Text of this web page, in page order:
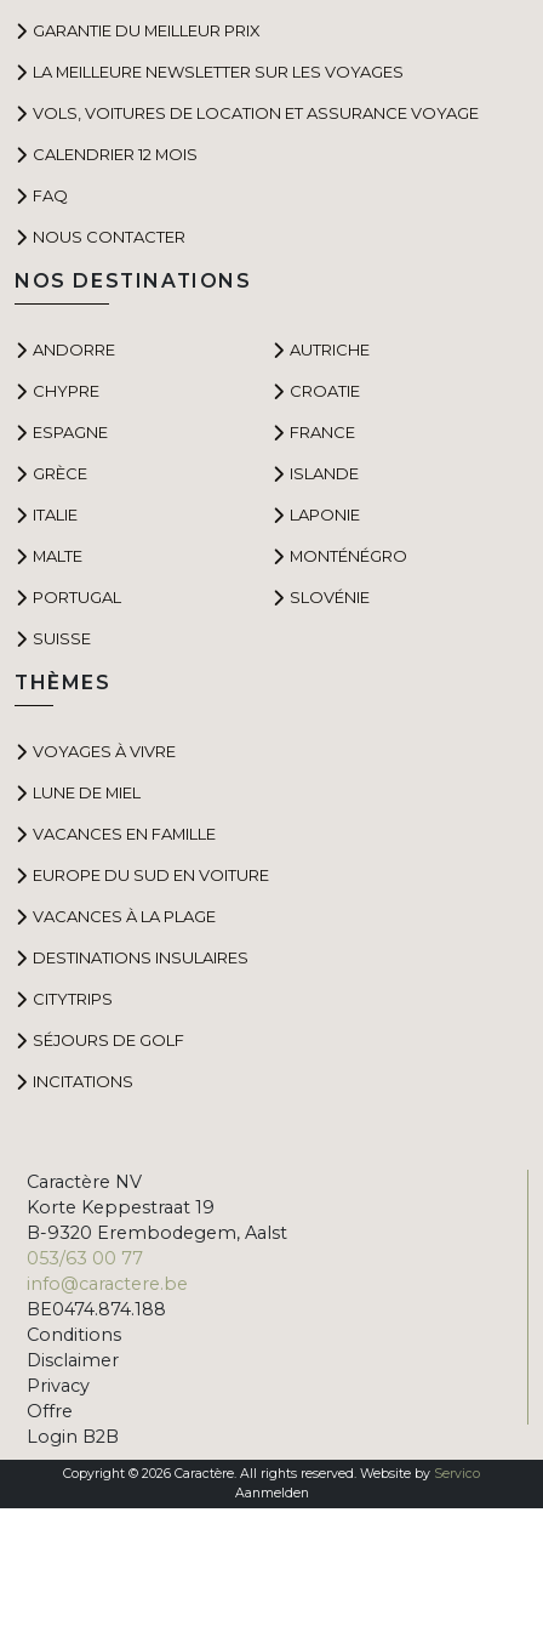
GARANTIE DU MEILLEUR PRIX
LA MEILLEURE NEWSLETTER SUR LES VOYAGES
VOLS, VOITURES DE LOCATION ET ASSURANCE VOYAGE
CALENDRIER 12 MOIS
FAQ
NOUS CONTACTER
NOS DESTINATIONS
ANDORRE AUTRICHE
CHYPRE CROATIE
ESPAGNE FRANCE
GRÈCE ISLANDE
ITALIE LAPONIE
MALTE MONTÉNÉGRO
PORTUGAL SLOVÉNIE
SUISSE
THÈMES
VOYAGES À VIVRE
LUNE DE MIEL
VACANCES EN FAMILLE
EUROPE DU SUD EN VOITURE
VACANCES À LA PLAGE
DESTINATIONS INSULAIRES
CITYTRIPS
SÉJOURS DE GOLF
INCITATIONS
Caractère NV
Korte Keppestraat 19
B-9320 Erembodegem, Aalst
053/63 00 77
info@caractere.be
BE0474.874.188
Conditions
Disclaimer
Privacy
Offre
Login B2B
Copyright © 2026 Caractère. All rights reserved. Website by Servico
Aanmelden